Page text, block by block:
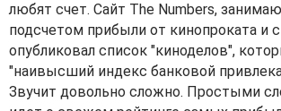
любят счет. Сайт The Numbers,
подсчетом прибыли от кинопроката и
опубликовал список "киноделов",
"наивысший индекс банковой
Звучит довольно сложно. Простыми